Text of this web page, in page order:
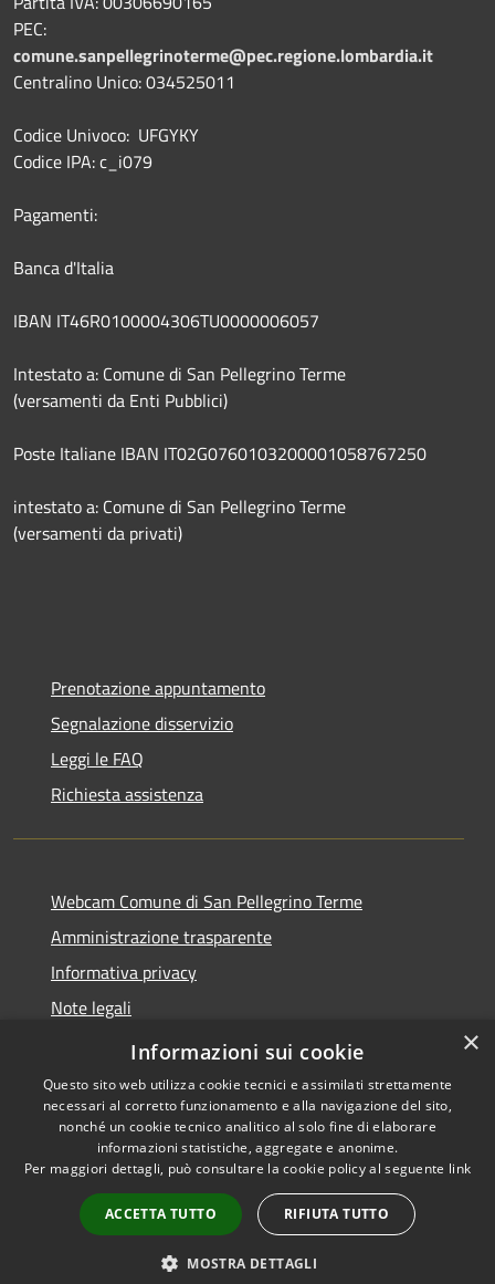
PEC:
comune.sanpellegrinoterme@pec.regione.lombardia.it
Centralino Unico: 034525011
Codice Univoco: UFGYKY
Codice IPA: c_i079
Pagamenti:
Banca d'Italia
IBAN IT46R0100004306TU0000006057
Intestato a: Comune di San Pellegrino Terme
(versamenti da Enti Pubblici)
Poste Italiane IBAN IT02G0760103200001058767250
intestato a: Comune di San Pellegrino Terme
(versamenti da privati)
Prenotazione appuntamento
Segnalazione disservizio
Leggi le FAQ
Richiesta assistenza
Webcam Comune di San Pellegrino Terme
Amministrazione trasparente
Informativa privacy
Note legali
Dichiarazione di accessibilità
Accessibilità
Copyright © 2026 • Comune di
San Pellegrino Terme •
Powered byMunicipium
Accesso redazione
×
Informazioni sui cookie
Questo sito web utilizza cookie tecnici e assimilati strettamente
necessari al corretto funzionamento e alla navigazione del sito,
nonché un cookie tecnico analitico al solo fine di elaborare
informazioni statistiche, aggregate e anonime.
Per maggiori dettagli, può consultare la cookie policy al seguente link
ACCETTA TUTTO RIFIUTA TUTTO
MOSTRA DETTAGLI